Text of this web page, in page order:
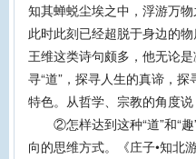
知其蝉蜕尘埃之中，浮游万
此时此刻已经超脱于身边的
王维这类诗句颇多，他无论
寻“道”，探寻人生的真谛，
特色。从哲学、宗教的角度
②怎样达到这种“道”和“趣”
向的思维方式。《庄子•知北